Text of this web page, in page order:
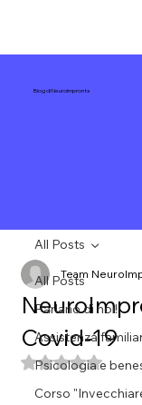
Blog di NeuroImpronta
All Posts
Parlano di noi!
Assistenza
Psicologia e
Corso
All Posts
Covid-19
Team
Valutazione